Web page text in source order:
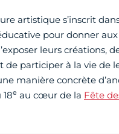
artistique s’inscrit
pour donner aux
leurs créations,
de participer à la vie de
manière concrète
e au cœur de la Fête